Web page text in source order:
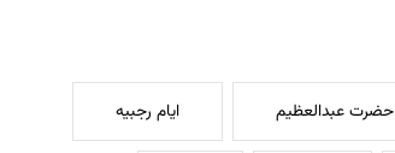
حضرت عبدالعظیم ايام رجبيه